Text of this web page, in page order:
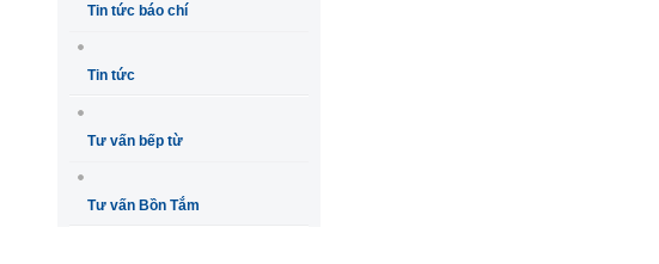
Tin tức báo chí
Tin tức
Tư vấn bếp từ
Tư vấn Bồn Tắm